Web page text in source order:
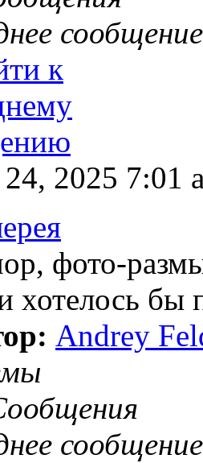
сообщение
24, 2025 7:01
фото-
хотелось бы
Andrey
сообщение